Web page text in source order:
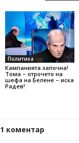
Политика
Кампанията започна!
Тома – отрочето на
шефа на Белене – иска
Радев!
1 коментар